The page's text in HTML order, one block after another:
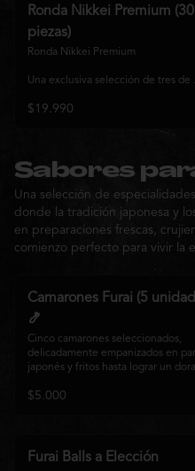
y sabor, ideal para compartir entre 3
Ronda Nikkei Premium (30
piezas)
Ronda Nikkei Premium
Una exclusiva selección de tres de
elaborados con ingredientes
pensada para compartir y descubrir
esencia de Matsumoto Nikkei en
bocado.
$19.990
Sabores
Una selección de
donde la tradición japonesa y
en preparaciones frescas,
comienzo perfecto para vivir la
Camarones Furai (5
🍤
Cinco camarones seleccionados,
delicadamente empanizados en
japonés y fritos hasta lograr un
por dentro, acompañados de
nikkei.
$5.000
Furai Balls a Elección